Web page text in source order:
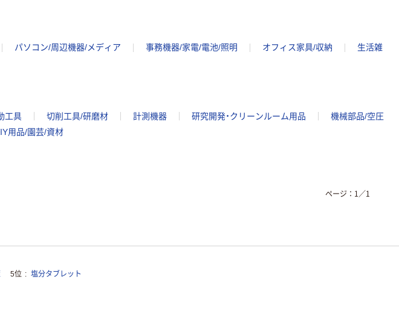
パソコン/周辺機器/メディア 事務機器/家電/電池/照明 オフィス家具/収納
生活雑
工具 切削工具/研磨材 計測機器 研究開発・クリーンルーム用品
機械部品/空圧
用品/園芸/資材
ページ： 1 ／1
5位 塩分タブレット